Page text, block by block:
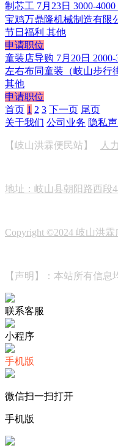
制芯工 7月23日 3000-4000
宝鸡万鼎隆机械制造有限
节日福利 其他
申请职位
童装店导购 7月20日 2000-
左右布同童装（岐山步行
其他
申请职位
首页 1 2 3 下一页 尾页
关于我们 公司业务 隐私
【岐山洪霖便民站】 人
地址：岐山县朝阳路西段
Copyright ©2024 岐山洪
【声明】：本站所有信
联系客服
小程序
手机版
微信扫一扫打开
手机版